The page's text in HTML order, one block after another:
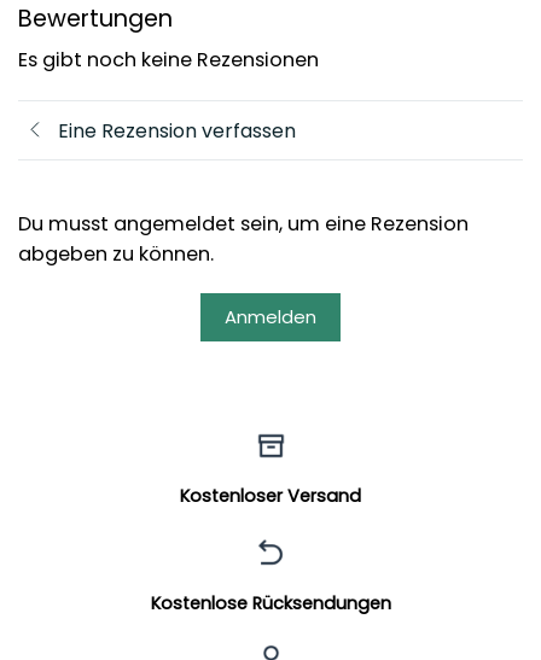
Bewertungen
Es gibt noch keine Rezensionen
Eine Rezension verfassen
Du musst angemeldet sein, um eine Rezension
abgeben zu können.
Anmelden
Kostenloser Versand
Kostenlose Rücksendungen